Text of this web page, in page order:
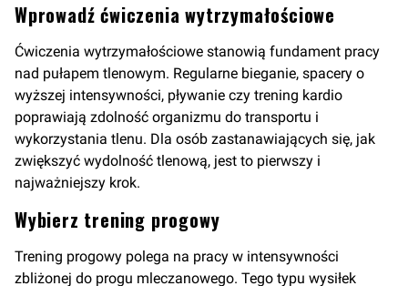
Wprowadź ćwiczenia wytrzymałościowe
Ćwiczenia wytrzymałościowe stanowią fundament pracy
nad pułapem tlenowym. Regularne bieganie, spacery o
wyższej intensywności, pływanie czy trening kardio
poprawiają zdolność organizmu do transportu i
wykorzystania tlenu. Dla osób zastanawiających się, jak
zwiększyć wydolność tlenową, jest to pierwszy i
najważniejszy krok.
Wybierz trening progowy
Trening progowy polega na pracy w intensywności
zbliżonej do progu mleczanowego. Tego typu wysiłek